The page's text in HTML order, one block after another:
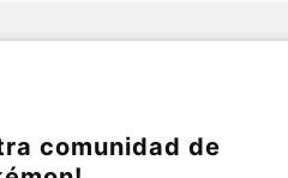
comunidad de